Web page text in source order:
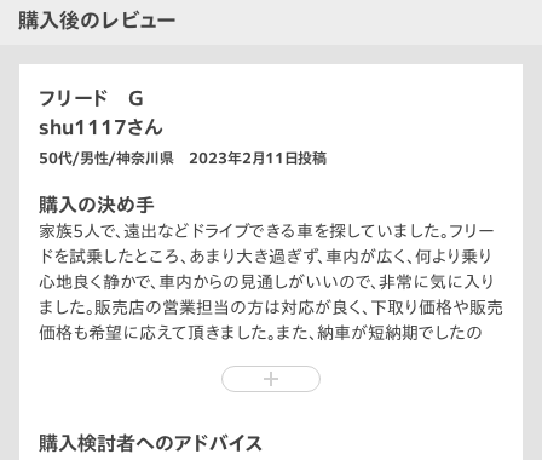
購入後のレビュー
フリード G
shu1117さん
50代/男性/神奈川県 2023年2月11日投稿
購入の決め手
家族5人で、遠出などドライブできる車を探していました。フリー
ドを試乗したところ、あまり大き過ぎず、車内が広く、何より乗り
心地良く静かで、車内からの見通しがいいので、非常に気に入り
ました。販売店の営業担当の方は対応が良く、下取り価格や販売
価格も希望に応えて頂きました。また、納車が短納期でしたの
購入検討者へのアドバイス